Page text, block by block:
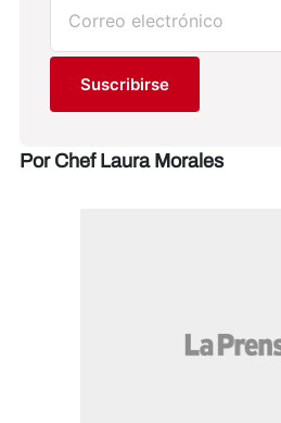
Suscribirse
Por Chef Laura Morales